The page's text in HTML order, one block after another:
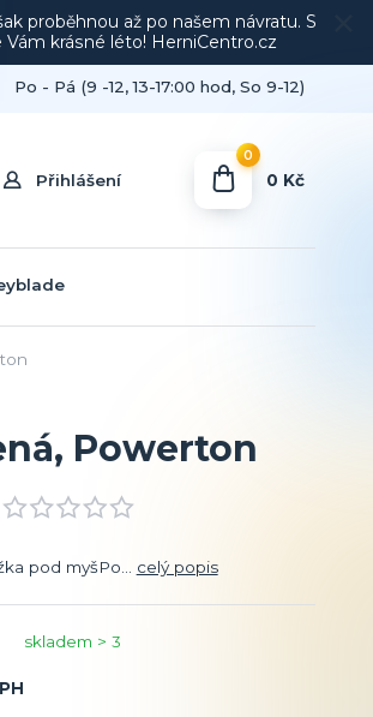
proběhnou až po našem návratu. S
krásné léto! HerniCentro.cz
Přihlášení
Po - Pá (9 -12, 13-17:00 hod, So 9-12)
0
0 Kč
Powerton
pod myšPo... celý popis
skladem > 3